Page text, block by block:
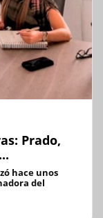
Prado,
hace unos
del